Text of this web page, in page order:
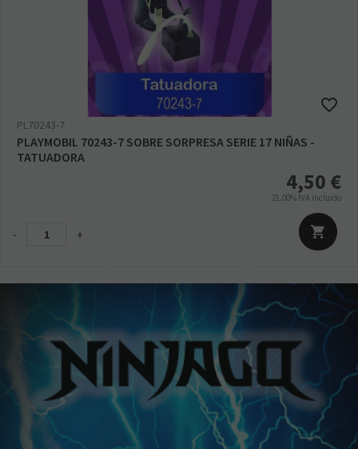
PL70243-7
PLAYMOBIL 70243-7 SOBRE SORPRESA SERIE 17 NIÑAS -
TATUADORA
4,50 €
21.00% IVA incluido
- +